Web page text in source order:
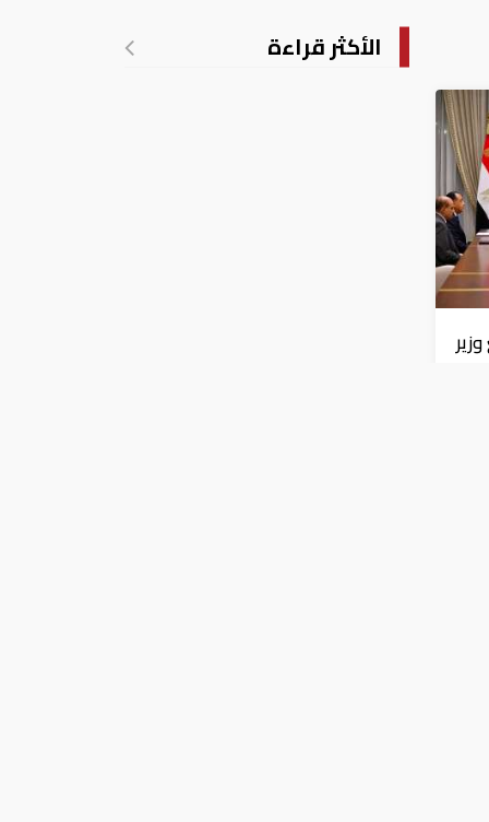
الأكثر قراءة